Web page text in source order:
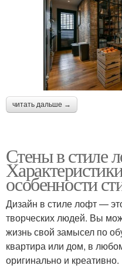
читать дальше →
Стены в стиле
особенности
Дизайн в стиле лофт —
творческих людей. Вы
жизнь свой замысел по
квартира или дом, в
оригинально и креативно.